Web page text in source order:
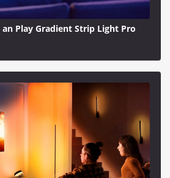
Play Gradient Strip Light Pro